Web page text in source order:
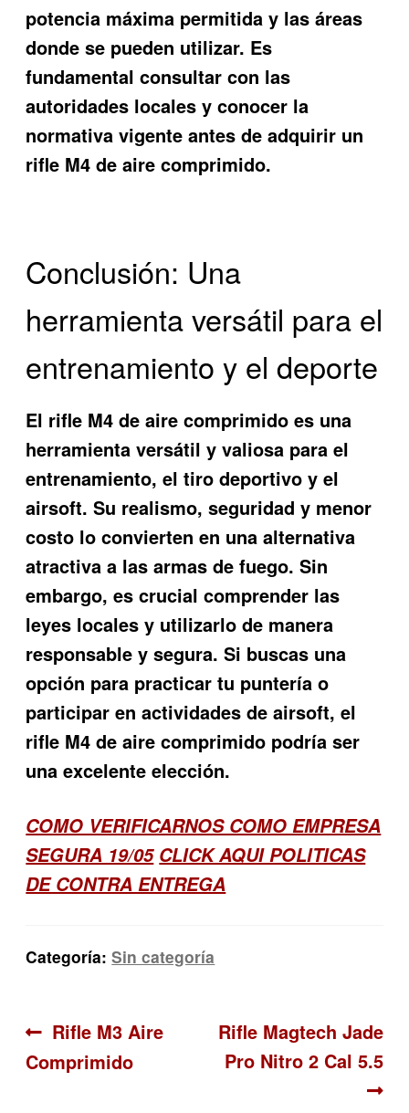
potencia máxima permitida y las áreas
donde se pueden utilizar. Es
fundamental consultar con las
autoridades locales y conocer la
normativa vigente antes de adquirir un
rifle M4 de aire comprimido.
Conclusión: Una
herramienta versátil para el
entrenamiento y el deporte
El rifle M4 de aire comprimido es una
herramienta versátil y valiosa para el
entrenamiento, el tiro deportivo y el
airsoft. Su realismo, seguridad y menor
costo lo convierten en una alternativa
atractiva a las armas de fuego. Sin
embargo, es crucial comprender las
leyes locales y utilizarlo de manera
responsable y segura. Si buscas una
opción para practicar tu puntería o
participar en actividades de airsoft, el
rifle M4 de aire comprimido podría ser
una excelente elección.
COMO VERIFICARNOS COMO EMPRESA
SEGURA 19/05 CLICK AQUI POLITICAS
DE CONTRA ENTREGA
Categoría:Sin categoría
Navegación
de
Anterior:
Rifle M3 Aire
Comprimido
Siguiente:
Rifle Magtech Jade
Pro Nitro 2 Cal 5.5